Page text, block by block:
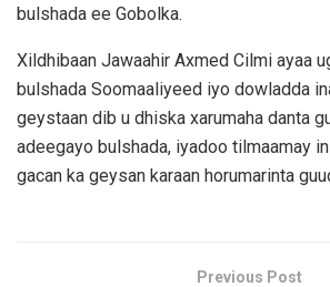
bulshada ee Gobolka.
Xildhibaan Jawaahir Axmed Cilmi ayaa
bulshada Soomaaliyeed iyo dowladda
geystaan dib u dhiska xarumaha danta
adeegayo bulshada, iyadoo tilmaamay
gacan ka geysan karaan horumarinta
Previous Post